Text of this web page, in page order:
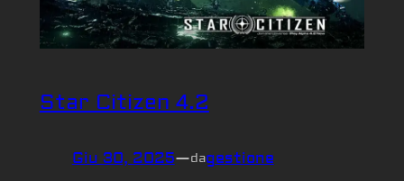
Star Citizen 4.2
Giu 30, 2025—dagestione